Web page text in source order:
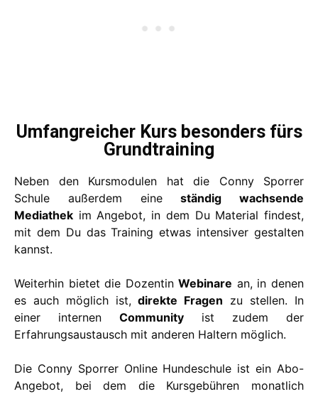
Umfangreicher Kurs besonders fürs
Grundtraining
Neben den Kursmodulen hat die Conny Sporrer
Schule außerdem eineständig wachsende
Mediathek im Angebot, in dem Du Material findest,
mit dem Du das Training etwas intensiver gestalten
kannst.
Weiterhin bietet die DozentinWebinare an, in denen
es auch möglich ist, direkte Fragen zu stellen. In
einer internen Community ist zudem der
Erfahrungsaustausch mit anderen Haltern möglich.
Die Conny Sporrer Online Hundeschule ist ein Abo-
Angebot, bei dem die Kursgebühren monatlich